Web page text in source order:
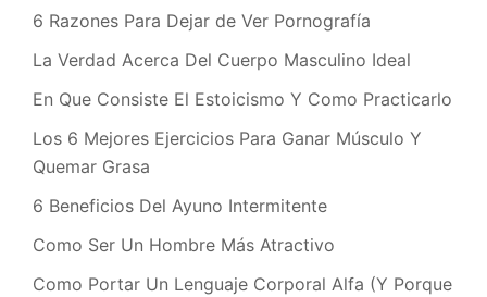
6 Razones Para Dejar de Ver Pornografía
La Verdad Acerca Del Cuerpo Masculino Ideal
En Que Consiste El Estoicismo Y Como Practicarlo
Los 6 Mejores Ejercicios Para Ganar Músculo Y
Quemar Grasa
6 Beneficios Del Ayuno Intermitente
Como Ser Un Hombre Más Atractivo
Como Portar Un Lenguaje Corporal Alfa (Y Porque